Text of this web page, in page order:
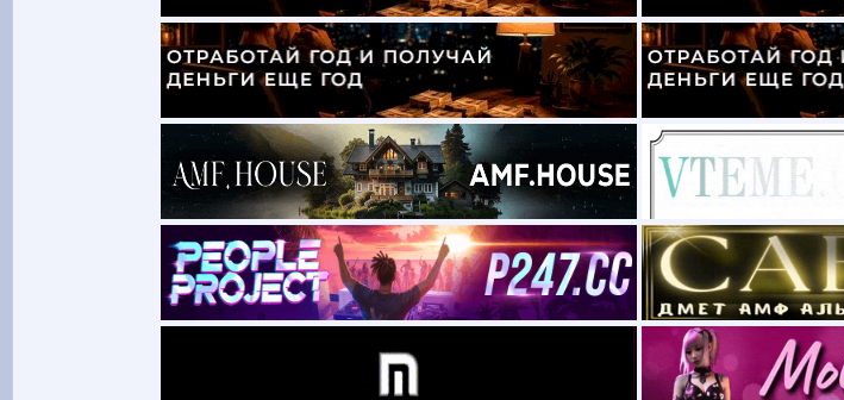
Дма від 700 |
XTC від 500 |
ЛСД від 600
🖼 Нбом від 350 |
Гриби від 510
МЕГА ФОРТУНА: 5000 грн ЩОТИЖНЯ! Покупка = Шанс!
Акція 3+1: три покупки за день = подарунок!
Акція 6+1: шість покупок за тиждень = подарунок!
Щотижнева ТГ Рулетка: 2500 грн — 25 переможців!
UNDER24.TOP
BmwRc Bot:У нас новый пользовательvladimirhermit. Добро пожаловать!
BmwRc Bot:У нас новый пользовательДмитрий 111. Добро пожаловать!
Пока вы занимаетесь бизнесом —
берёт рутину на себя.